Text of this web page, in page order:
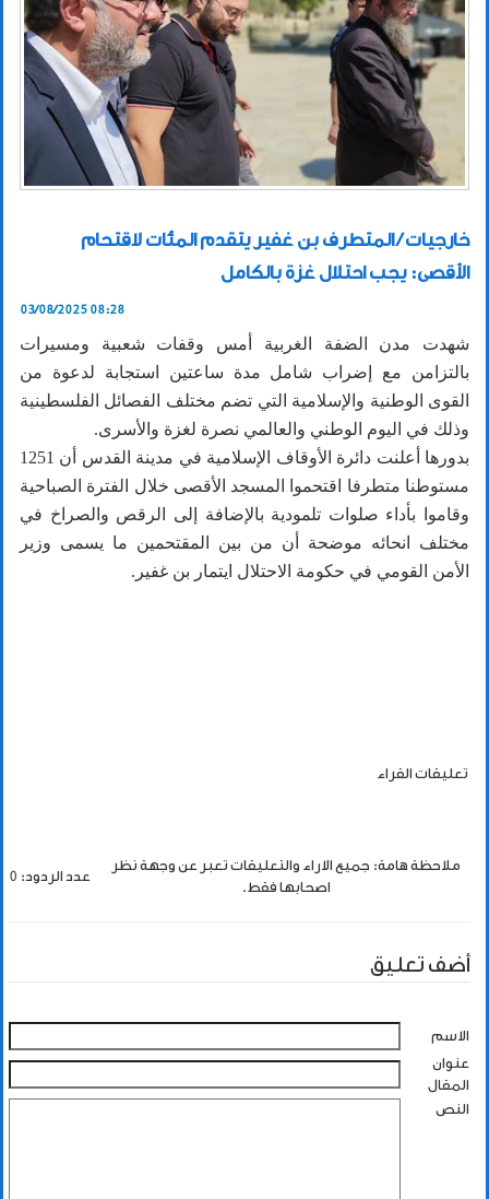
خارجيات / المتطرف بن غفير يتقدم المئات لاقتحام
الأقصى: يجب احتلال غزة بالكامل
03/08/2025 08:28
شهدت مدن الضفة الغربية أمس وقفات شعبية ومسيرات
بالتزامن مع إضراب شامل مدة ساعتين استجابة لدعوة من
القوى الوطنية والإسلامية التي تضم مختلف الفصائل الفلسطينية
وذلك في اليوم الوطني والعالمي نصرة لغزة والأسرى.
بدورها أعلنت دائرة الأوقاف الإسلامية في مدينة القدس أن 1251
مستوطنا متطرفا اقتحموا المسجد الأقصى خلال الفترة الصباحية
وقاموا بأداء صلوات تلمودية بالإضافة إلى الرقص والصراخ في
مختلف انحائه موضحة أن من بين المقتحمين ما يسمى وزير
الأمن القومي في حكومة الاحتلال ايتمار بن غفير.
تعليقات القراء
ملاحظة هامة: جميع الاراء والتعليقات تعبر عن وجهة نظر
اصحابها فقط.
عدد الردود: 0
أضف تعليق
الاسم
عنوان
المقال
النص